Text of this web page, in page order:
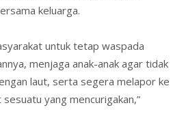
keluarga.
untuk tetap waspada
menjaga anak-anak agar tidak
laut, serta segera melapor ke
yang mencurigakan,”